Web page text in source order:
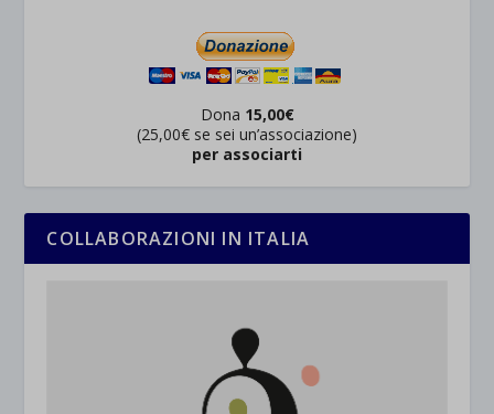
Dona 15,00€
(25,00€ se sei un’associazione)
per associarti
COLLABORAZIONI IN ITALIA